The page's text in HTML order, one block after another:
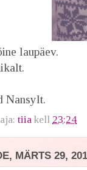
laupäev.
Nansylt.
tiia kell 23:24
MÄRTS 29,